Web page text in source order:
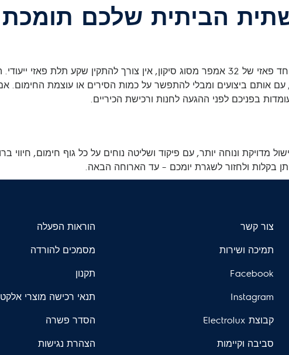
הביתית שלכם תומכת
אם תשתית החשמל הביתי שלכם כוללת חיבורי חד פאזי של 32 אמפר מסוג סיקון, אין צורך
עם אותם ביצועים ומבלי להתפשר על כמות הסירים או עוצמת החימום.
בפניכם לפני ההגעה לחנות ורכישת הכיריים.
מדויקת ונוחה יותר, עם פיקוד ושליטה נוחים על כל גוף חימום, חיווי
בקלות ולחזור לשגרת יומכם – עד הארוחה הבאה.
צור קשר
תמיכה ושירות
Facebook
Instagram
קבוצת Electrolux
סביבה וקיימות
הוראות הפעלה
מסמכים להורדה
תקנון
תנאי רכישה מוצרי
הסדר פשרה
הצהרת נגישות